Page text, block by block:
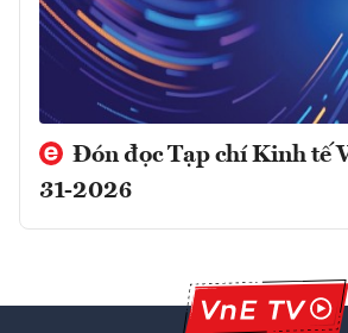
Đón đọc Tạp chí Kinh tế
31-2026